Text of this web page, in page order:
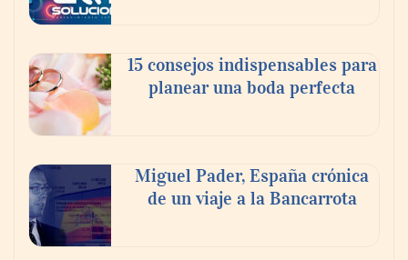
Toro Tapas inaugura su Raw Bar: una
experiencia desde mediodía hasta el
anochecer con cocina abierta
15 consejos indispensables para
planear una boda perfecta
Miguel Pader, España crónica
de un viaje a la Bancarrota